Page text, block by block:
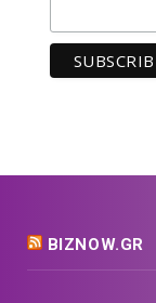
BIZNOW.GR